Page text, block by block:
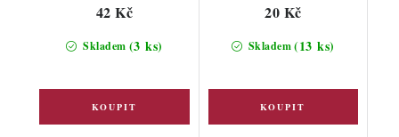
Skladem (3 ks)
42 Kč
Skladem(13 ks)
20 Kč